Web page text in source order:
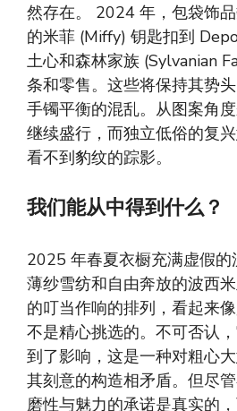
然存在。 2024 年，包袋饰
的米菲 (Miffy) 钥匙扣到
土心和森林家族 (Sylvanian
条和零售。这些将保持其势
手镯平衡的混乱。从图案角
继续盛行，而独立低俗的复
看不到豹纹的踪影。
我们能从中得到什么？
2025 年春夏衣橱充满虚假的
薄纱雪纺和自由奔放的波西
的叮当作响的排列，看起来
不是精心挑选的。不可否认
到了影响，这是一种对粗心
其刻意的构造相矛盾。但尽
磨性与魅力的承诺是真实的，